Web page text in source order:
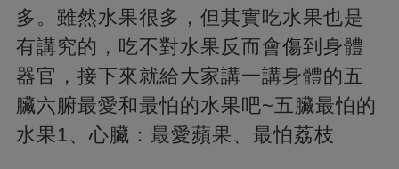
多。雖然水果很多，但其實吃水果也是
有講究的，吃不對水果反而會傷到身體
器官，接下來就給大家講一講身體的五
臟六腑最愛和最怕的水果吧~五臟最怕的
水果1、心臟：最愛蘋果、最怕荔枝